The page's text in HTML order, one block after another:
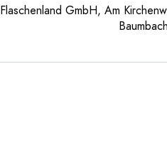
Flaschenland GmbH, Am